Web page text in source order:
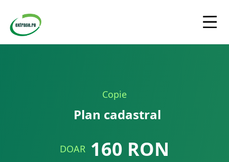
Copie
Plan cadastral
DOAR 160 RON